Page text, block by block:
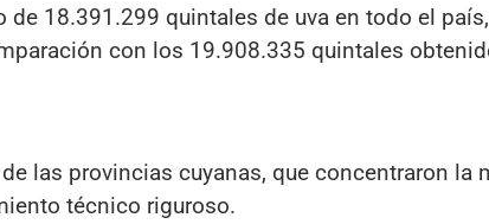
18.391.299 quintales de uva en todo el
con los 19.908.335 quintales
las provincias cuyanas, que concentraron la
técnico riguroso.